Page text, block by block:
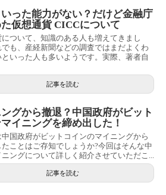
った能力がない？だけど金融庁
仮想通貨 CICCについて
ついて、知識のある人も増えてきまし
でも、産経新聞などの調査ではまだよくわ
いった人も多いようです。実際、著者自
記事を読む
グから撤退？中国政府がビット
イニングを締め出した！
中国政府がビットコインのマイニングから
ことはご存知でしょうか?今回はそんな中
ングについて詳しく紹介させていただこ...
記事を読む